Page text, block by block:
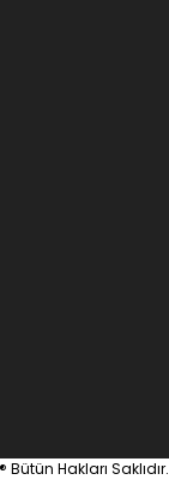
Bütün Hakları Saklıdır.